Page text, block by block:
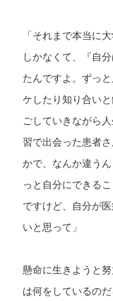
「それまで本当に
しかなくて、『自
たんですよ。ずっ
ケしたり知り合い
ごしていきながら
習で出会った患者
かで、なんか違う
っと自分にできる
ですけど、自分が
いと思って」
懸命に生きようと
は何をしているの